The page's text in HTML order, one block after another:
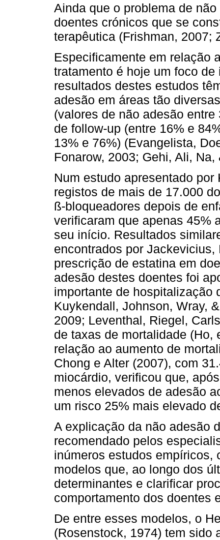
Ainda que o problema de
doentes crónicos que se
terapêutica (Frishman, 2007;
Especificamente em relação
tratamento é hoje um foco
resultados destes estudos
adesão em áreas tão
(valores de não adesão
de follow-up (entre 16% e
13% e 76%) (Evangelista,
Fonarow, 2003; Gehi, Ali,
Num estudo apresentado
registos de mais de 17.000
ß-bloqueadores depois de
verificaram que apenas 45%
seu início. Resultados
encontrados por
prescrição de estatina em
adesão destes doentes foi
importante de hospitalização
Kuykendall, Johnson, Wray,
2009; Leventhal, Riegel,
de taxas de mortalidade (Ho,
relação ao aumento de
Chong e Alter (2007), com
miocárdio, verificou que,
menos elevados de adesão
um risco 25% mais elevado
A explicação da não adesão
recomendado pelos
inúmeros estudos empíricos,
modelos que, ao longo dos
determinantes e clarificar
comportamento dos doentes
De entre esses modelos, o
(Rosenstock, 1974) tem sido